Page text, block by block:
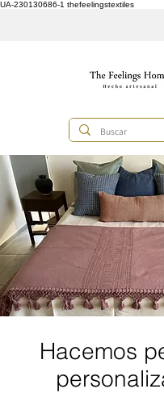
UA-230130686-1 thefeelingstextiles
Hacemos